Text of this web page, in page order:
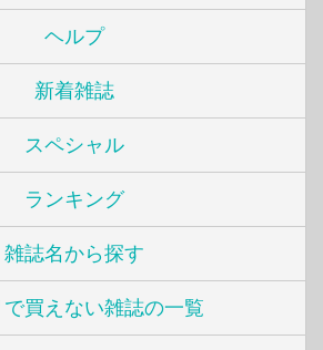
ヘルプ
新着雑誌
スペシャル
ランキング
雑誌名から探す
で買えない雑誌の一覧